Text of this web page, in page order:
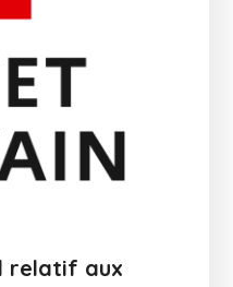
relatif aux